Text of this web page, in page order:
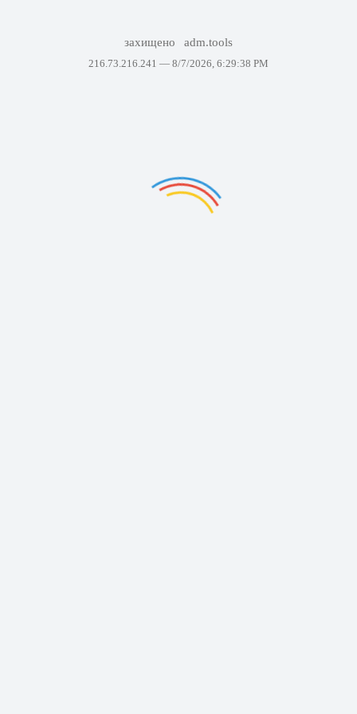
захищено adm.tools
216.73.216.241 — 8/7/2026, 6:29:38 PM